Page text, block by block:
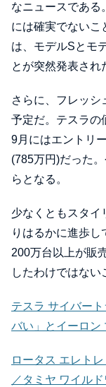
なニュースである
には確実でないこ
は、モデルSとモ
とが突然発表され
さらに、フレッシ
予定だ。テスラの
9月にはエントリ
(785万円)だった
らとなる。
少なくともスタイ
りはるかに進歩
200万台以上が販
したわけではない
テスラ サイバー
バい」とイーロン
ロータス エレト
／タミヤ ワイル